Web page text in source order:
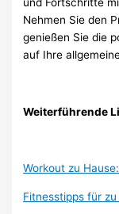
und Fortschritte
Nehmen Sie den
genießen Sie die
auf Ihre
Weiterführende
Workout zu
Fitnesstipps für